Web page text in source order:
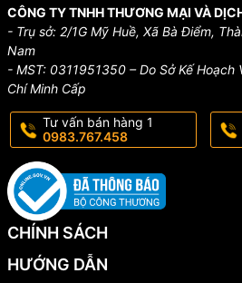
CÔNG TY TNHH THƯƠNG MẠI VÀ
- Trụ sở: 2/1G Mỹ Huề, Xã Bà Điểm,
Nam
- MST: 0311951350 – Do Sở Kế Hoạch
Chí Minh Cấp
Tư vấn bán hàng 1
0983.767.458
CHÍNH SÁCH
HƯỚNG DẪN